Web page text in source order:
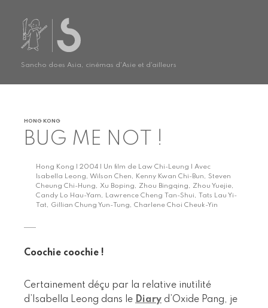
Sancho does Asia, cinémas d'Asie et d'ailleurs
HONG KONG
BUG ME NOT !
Hong Kong | 2004 | Un film de Law Chi-Leung | Avec
Isabella Leong, Wilson Chen, Kenny Kwan Chi-Bun, Steven
Cheung Chi-Hung, Xu Boping, Zhou Bingqing, Zhou Yuejie,
Candy Lo Hau-Yam, Lawrence Cheng Tan-Shui, Tats Lau Yi-
Tat, Gillian Chung Yun-Tung, Charlene Choi Cheuk-Yin
Coochie coochie !
Certainement déçu par la relative inutilité
d’Isabella Leong dans le Diary d’Oxide Pang, je